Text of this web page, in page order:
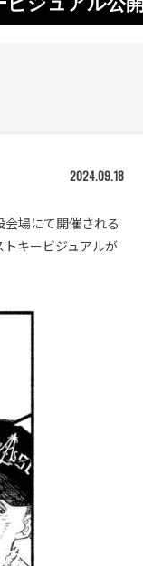
2024.09.18
場にて開催される
トキービジュアルが